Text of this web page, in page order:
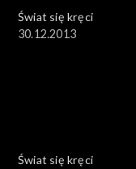
Świat się kręci
30.12.2013
Świat się kręci